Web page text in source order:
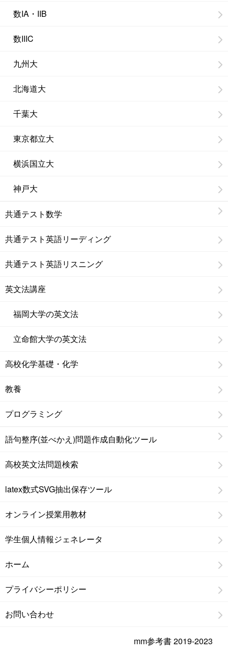
数IA・IIB
数IIIC
九州大
北海道大
千葉大
東京都立大
横浜国立大
神戸大
共通テスト数学
共通テスト英語リーディング
共通テスト英語リスニング
英文法講座
福岡大学の英文法
立命館大学の英文法
高校化学基礎・化学
教養
プログラミング
語句整序(並べかえ)問題作成自動化ツール
高校英文法問題検索
latex数式SVG抽出保存ツール
オンライン授業用教材
学生個人情報ジェネレータ
ホーム
プライバシーポリシー
お問い合わせ
mm参考書 2019-2023